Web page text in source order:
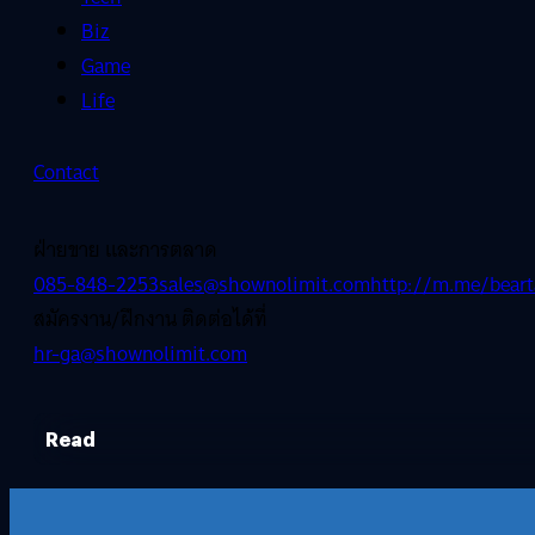
Biz
Game
Life
Contact
ฝ่ายขาย และการตลาด
085-848-2253sales@shownolimit.comhttp://m.me/
สมัครงาน/ฝึกงาน ติดต่อได้ที่
hr-ga@shownolimit.com
Read